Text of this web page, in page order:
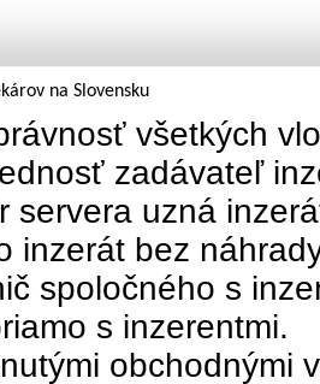
na Slovensku
všetkých
zadávateľ
servera uzná
inzerát bez
spoločného s
s inzerentmi.
obchodnými